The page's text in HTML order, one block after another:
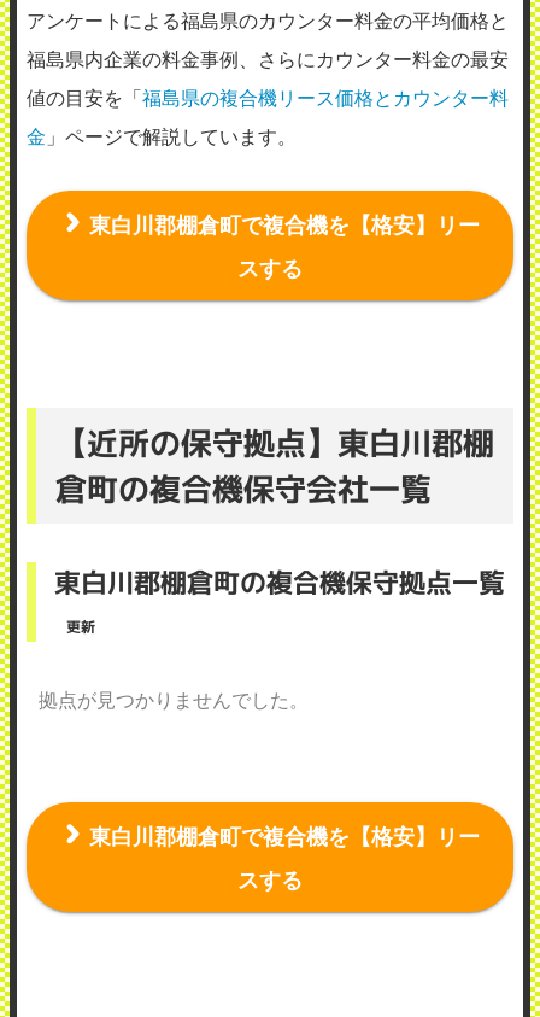
アンケートによる福島県のカウンター料金の平均価格と
福島県内企業の料金事例、さらにカウンター料金の最安
値の目安を「福島県の複合機リース価格とカウンター料
金 」ページで解説しています。
東白川郡棚倉町で複合機を【格安】リー
スする
【近所の保守拠点】東白川郡棚
倉町の複合機保守会社一覧
東白川郡棚倉町の複合機保守拠点一覧
更新
拠点が見つかりませんでした。
東白川郡棚倉町で複合機を【格安】リー
スする